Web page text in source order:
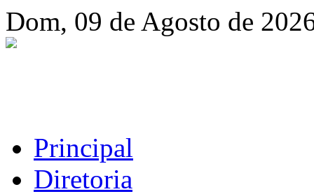
Dom, 09 de Agosto de
Principal
Diretoria